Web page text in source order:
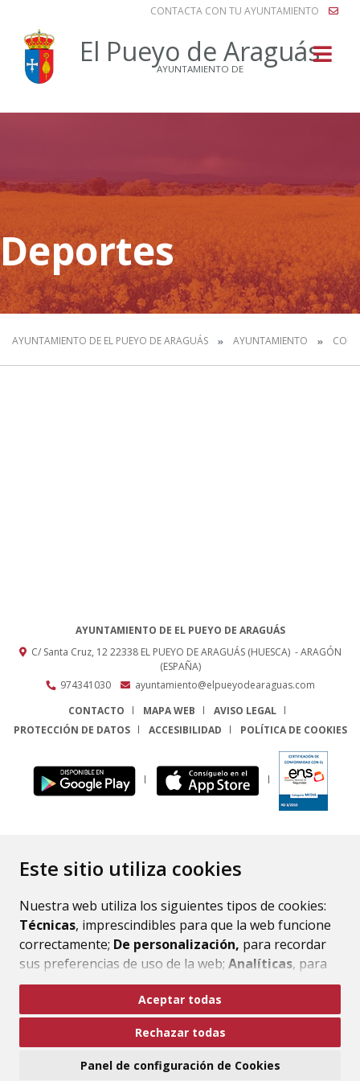
Este sitio utiliza cookies
Nuestra web utiliza los siguientes tipos de cookies:
Técnicas, imprescindibles para que la web funcione
correctamente; De personalización, para recordar
sus preferencias de uso de la web; Analíticas, para
mejorar el funcionamiento de la web y sus servicios.
Si acepta pulsando el botón“Aceptar todas”
consideramos que acepta su uso. Si pulsa el botón
ninguna acción, se guardarán las cookies técnicas
Aceptar todas
Rechazar todas
Panel de configuración de Cookies
CONTACTA CON TU AYUNTAMIENTO
El Pueyo de Araguás
AYUNTAMIENTO DE
Deportes
AYUNTAMIENTO DE EL PUEYO DE ARAGUÁS AYUNTAMIENTO
AYUNTAMIENTO DE EL PUEYO DE ARAGUÁS
C/ Santa Cruz, 1222338 EL PUEYO DE ARAGUÁS (HUESCA) - ARAGÓN
(ESPAÑA)
974341030
ayuntamiento@elpueyodearaguas.com
CONTACTO
MAPA WEB
AVISO LEGAL
PROTECCIÓN DE DATOS
ACCESIBILIDAD POLÍTICA DE COOKIES